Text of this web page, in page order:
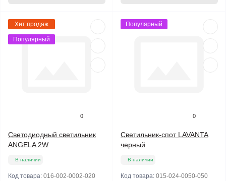
Хит продаж
Популярный
0
Светодиодный светильник
ANGELA 2W
В наличии
Код товара: 016-002-0002-020
Популярный
0
Светильник-спот LAVANTA
черный
В наличии
Код товара: 015-024-0050-050